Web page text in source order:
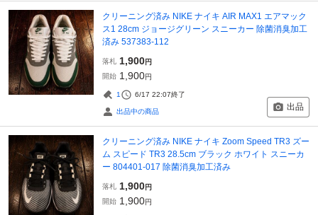
クリーニング済み NIKE ナイキ AIR MAX1 エアマック
ス1 28cm ジョージグリーン スニーカー 除菌消臭加工
済み 537383-112
落札 1,900円
開始 1,900円
1 6/17 22:07終了
出品中の商品 出品
クリーニング済み NIKE ナイキ Zoom Speed TR3 ズー
ム スピード TR3 28.5cm ブラック ホワイト スニーカ
ー 804401-017 除菌消臭加工済み
落札 1,900円
開始 1,900円